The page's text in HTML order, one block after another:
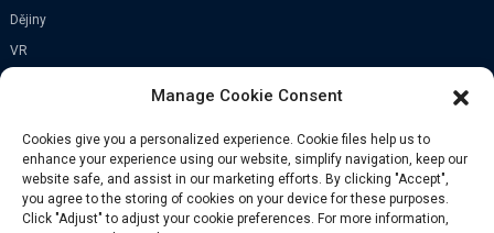
Dějiny
VR
Vesnice Xi Zhen He, město Zhong
Tang, okres Bin Hai, Tian Jin, Čína
Telefon: +86-029-81165337
Manage Cookie Consent
Cookies give you a personalized experience. Cookie files help us to
enhance your experience using our website, simplify navigation, keep our
website safe, and assist in our marketing efforts. By clicking "Accept",
you agree to the storing of cookies on your device for these purposes.
Click "Adjust" to adjust your cookie preferences. For more information,